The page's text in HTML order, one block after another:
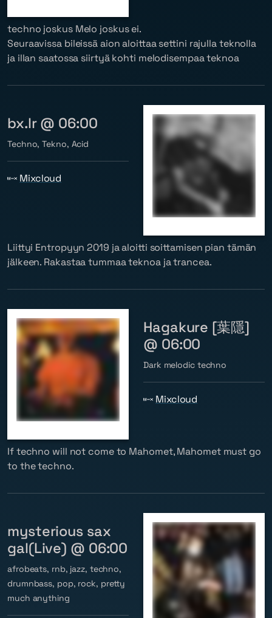
techno joskus Melo joskus ei.
Seuraavissa bileissä aion aloittaa settini rajulla teknolla
ja illan saatossa siirtyä kohti melodisempaa teknoa
bx.lr @ 06:00
Techno, Tekno, Acid
Mixcloud
Liittyi Entropyyn 2019 ja aloitti soittamisen pian tämän
jälkeen. Rakastaa tummaa teknoa ja trancea.
Hagakure [葉隱]
@ 06:00
Dark melodic techno
Mixcloud
If techno will not come to Mahomet, Mahomet must go
to the techno.
mysterious sax
gal(Live) @ 06:00
afrobeats, rnb, jazz, techno,
drumnbass, pop, rock, pretty
much anything